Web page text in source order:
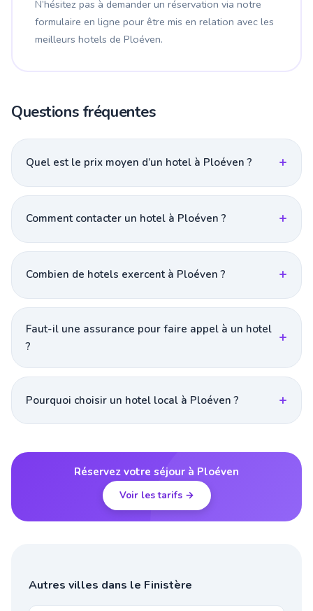
N’hésitez pas à demander un réservation via notre
formulaire en ligne pour être mis en relation avec les
meilleurs hotels de Ploéven.
Questions fréquentes
Quel est le prix moyen d’un hotel à Ploéven ?
Comment contacter un hotel à Ploéven ?
Combien de hotels exercent à Ploéven ?
Faut-il une assurance pour faire appel à un hotel
?
Pourquoi choisir un hotel local à Ploéven ?
Réservez votre séjour à Ploéven
Voir les tarifs →
Autres villes dans le Finistère